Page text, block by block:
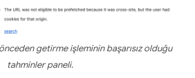
getirme işleminin başarısız olduğu
tahminler paneli.